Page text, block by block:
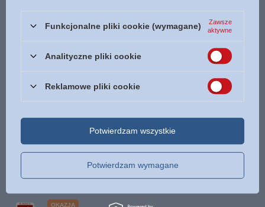
ISBN Więcej 978-83-65553-96-6
OKAZJA
Sekretne życie roślin Atlas bioróżnorodności -
Najniższa cena z 30 dni przed obniżką:25,93 zł +23%
OKAZJA
Funkcjonalne pliki cookie (wymagane)
Zawsze
aktywne
Analityczne pliki cookie
Reklamowe pliki cookie
Potwierdzam wymagane
Potwierdzam wszystkie